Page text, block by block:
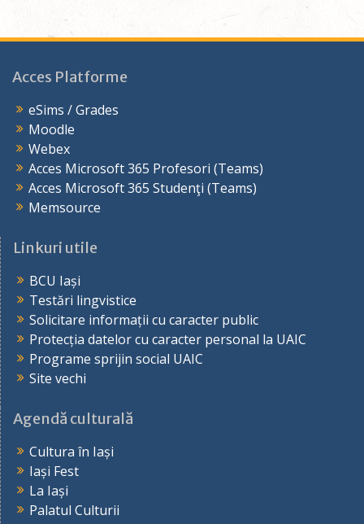
Acces Platforme
eSims / Grades
Moodle
Webex
Acces Microsoft 365 Profesori (Teams)
Acces Microsoft 365 Studenţi (Teams)
Memsource
Linkuri utile
BCU Iași
Testări lingvistice
Solicitare informații cu caracter public
Protecția datelor cu caracter personal la UAIC
Programe sprijin social UAIC
Site vechi
Agendă culturală
Cultura în Iași
Iași Fest
La Iași
Palatul Culturii